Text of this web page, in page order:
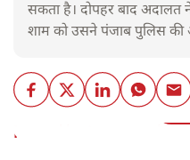
सकता है। दोपहर बाद अदालत
शाम को उसने पंजाब पुलिस की
https://twitter.com/
और